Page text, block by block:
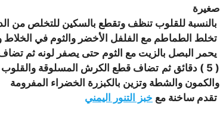
صغيرة
بالنسبة للقلوب تنظف وتقطع بالسكين للتخلص من الدم العالق
تخلط الطماطم مع الفلفل الأخضر والثوم في الخلاط
يحمر البصل بالزيت مع الثوم حتى يصفر لونه ثم
( 5 ) دقائق ثم تضاف قطع الكرش المسلوقة
والكمون والشطة وتزين بالكبزرة الخضراء المفرومة
تقدم ساخنة مع خبز التنور اليمني